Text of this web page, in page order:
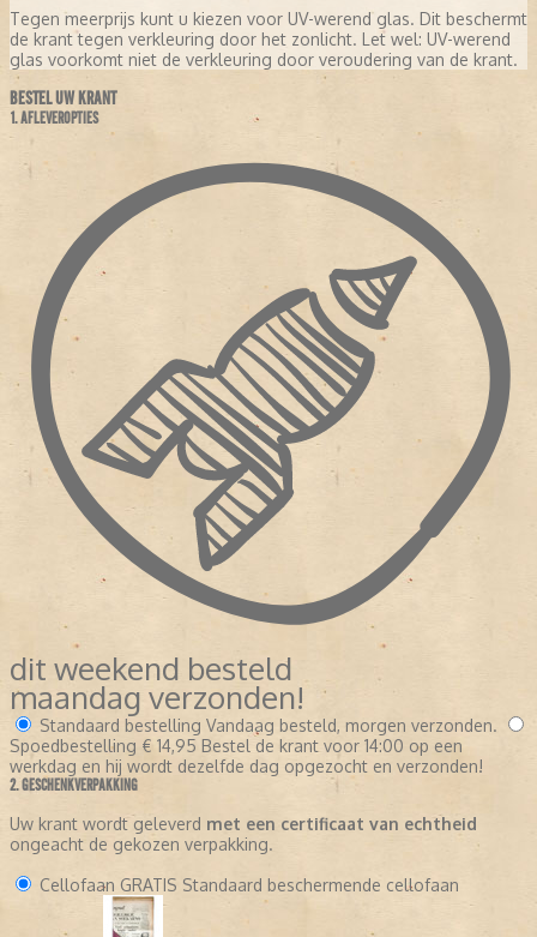
Tegen meerprijs kunt u kiezen voor UV-werend glas. Dit beschermt
de krant tegen verkleuring door het zonlicht. Let wel: UV-werend
glas voorkomt niet de verkleuring door veroudering van de krant.
BESTEL UW KRANT
1. AFLEVEROPTIES
dit weekend besteld
maandag verzonden!
Standaard bestelling Vandaag besteld, morgen verzonden.
Spoedbestelling € 14,95 Bestel de krant voor 14:00 op een
werkdag en hij wordt dezelfde dag opgezocht en verzonden!
2. GESCHENKVERPAKKING
Uw krant wordt geleverd met een certificaat van echtheid
ongeacht de gekozen verpakking.
Cellofaan GRATIS Standaard beschermende cellofaan